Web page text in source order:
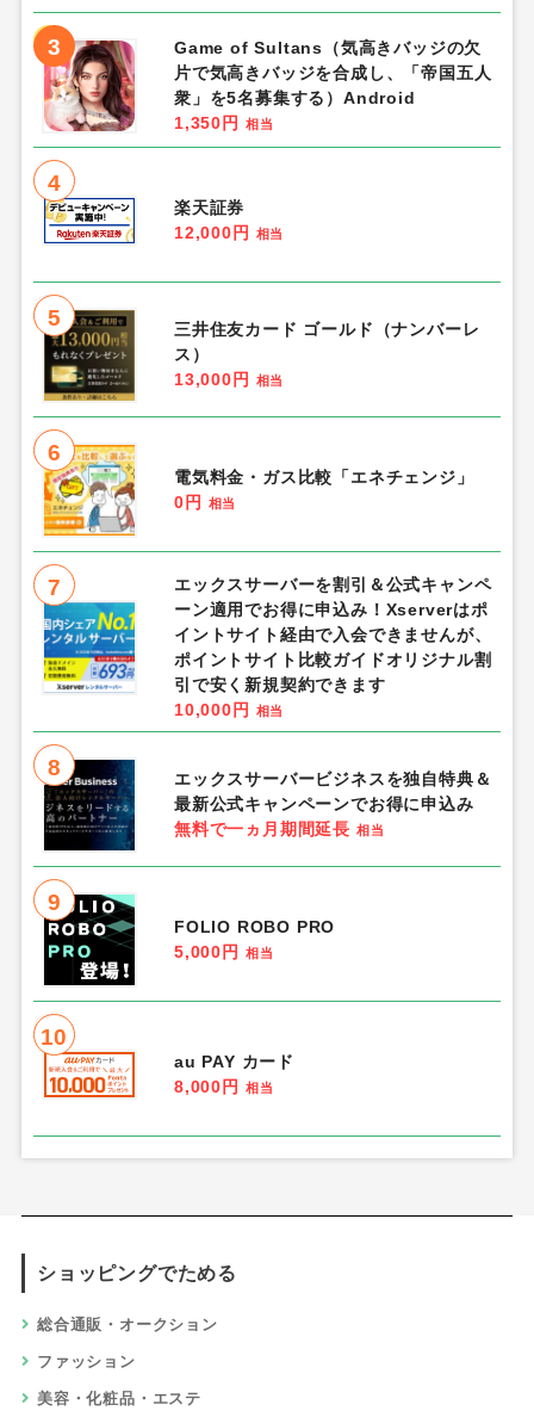
3
Game of Sultans（気高きバッジの欠
片で気高きバッジを合成し、「帝国五人
衆」を5名募集する）Android
1,350円
相当
4
楽天証券
12,000円
相当
5
三井住友カード ゴールド（ナンバーレ
ス）
13,000円
相当
6
電気料金・ガス比較「エネチェンジ」
0円
相当
7
エックスサーバーを割引＆公式キャンペ
ーン適用でお得に申込み！Xserverはポ
イントサイト経由で入会できませんが、
ポイントサイト比較ガイドオリジナル割
引で安く新規契約できます
10,000円
相当
8
エックスサーバービジネスを独自特典＆
最新公式キャンペーンでお得に申込み
無料で一ヵ月期間延長 相当
9
FOLIO ROBO PRO
5,000円
相当
10
au PAY カード
8,000円
相当
ショッピングでためる
総合通販・オークション
ファッション
美容・化粧品・エステ